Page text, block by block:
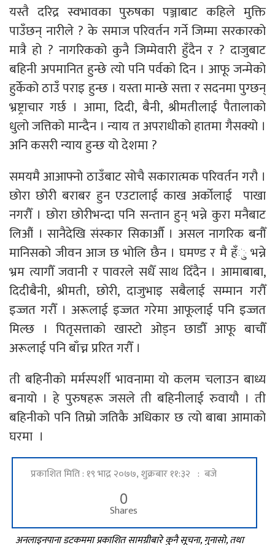
यस्तै दरिद्र स्वभावका पुरुषका पञ्जाबाट कहिले मुक्ति
पाउँछन् नारीले ? के समाज परिवर्तन गर्ने जिम्मा सरकारको
मात्रै हो ? नागरिकको कुनै जिम्मेवारी हुँदैन र ? दाजुबाट
बहिनी अपमानित हुन्छे त्यो पनि पर्वको दिन । आफू जन्मेको
हुर्केको ठाउँ पराइ हुन्छ । यस्ता मान्छे सत्ता र सदनमा पुग्छन्
भ्रष्ट्राचार गर्छ । आमा, दिदी, बैनी, श्रीमतीलाई पैतालाको
धुलो जत्तिको मान्दैन । न्याय त अपराधीको हातमा गैसक्यो ।
अनि कसरी न्याय हुन्छ यो देशमा ?
समयमै आआफ्नो ठाउँबाट सोचै सकारात्मक परिवर्तन गरौ ।
छोरा छोरी बराबर हुन एउटालाई काख अर्कोलाई पाखा
नगरौँ । छोरा छोरीभन्दा पनि सन्तान हुन् भन्ने कुरा मनैबाट
लिऔं । सानैदेखि संस्कार सिकाऔँ । असल नागरिक बनौँ
मानिसको जीवन आज छ भोलि छैन । घमण्ड र मै हँु भन्ने
भ्रम त्यागौँ जवानी र पावरले सधैँ साथ दिँदैन । आमाबाबा,
दिदीबैनी, श्रीमती, छोरी, दाजुभाइ सबैलाई सम्मान गरौँ
इज्जत गरौँ । अरूलाई इज्जत गरेमा आफूलाई पनि इज्जत
मिल्छ । पितृसत्ताको खास्टो ओड्न छाडौँ आफू बाचौँ
अरूलाई पनि बाँच्न प्ररित गरौँ ।
ती बहिनीको मर्मस्पर्शी भावनामा यो कलम चलाउन बाध्य
बनायो । हे पुरुषहरू जसले ती बहिनीलाई रुवायौ । ती
बहिनीको पनि तिम्रो जतिकै अधिकार छ त्यो बाबा आमाको
घरमा ।
प्रकाशित मिति : १९ भाद्र २०७७, शुक्रबार ११:३२ : बजे
0
Shares
अनलाइनपाना डटकममा प्रकाशित सामग्रीबारे कुनै सूचना, गुनासो, तथा